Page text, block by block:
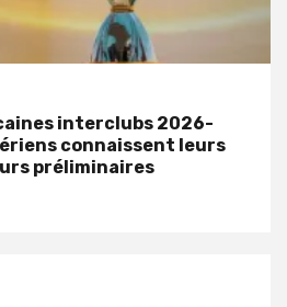
interclubs 2026-
connaissent leurs
préliminaires